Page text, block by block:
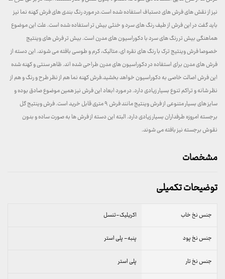
نیز از نقش های فرش های دستباف استفاده شده است.در مورد رنگ بندی های فرش کهنه نما نیز
باید گفت در این فرش از طیف رنگ های سرد و خنثی بیش تر استفاده شده است. علت این موضوع
هماهنگی بیش تر رنگ های سرد با دکوراسیون های مدرن است. بیش تر فرش های وینتیج
خصوصا فرش وینتیج ترک با رنگ های نقره ای، متالیک، کرم و طوسی بافته می شوند. این دسته از
فرش های مدرن برای استفاده در دکوراسیون های مدرن طراحی شده اند. ظاهر سنتی و کهنه شده
این فرش اصالت خاصی به دکوراسیون خواهد بخشید.فرش کهنه نما هم از نظر طرح و رنگ و هم از
نظر شانه و تراکم تنوع بسیار زیادی دارد. در مورد ابعاد این فرش نیز همین موضوع صادق بوده و
سایز های بسیار متنوعی از فرش وینتیج مانند فرش ۹ متری قابل خرید است. فرش وینتیج گل
برجسته امروزه طرفداران بسیار زیادی دارد. البته این دسته از فرش ها به صورت ساده و بدون
نقوش برجسته نیز بافته می شوند.
مشخصات
توضیحات تکمیلی
جنس نخ خاب اکریلیک-تنسل
جنس نخ پود پنبه- پلی استر
جنس نخ تار پلی استر